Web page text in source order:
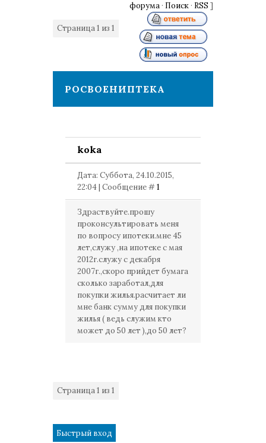
форума · Поиск · RSS ]
Страница1 из 1
РОСВОЕНИПТЕКА
koka
Дата: Суббота, 24.10.2015,
22:04 | Сообщение #1
Здраствуйте.прошу
проконсультировать меня
по вопросу ипотеки.мне 45
лет,служу ,на ипотеке с мая
2012г.служу с декабря
2007г.,скоро прийдет бумага
сколько заработал,для
покупки жилья.расчитает ли
мне банк сумму для покупки
жилья ( ведь служим кто
может до 50 лет ),до 50 лет?
Страница1 из 1